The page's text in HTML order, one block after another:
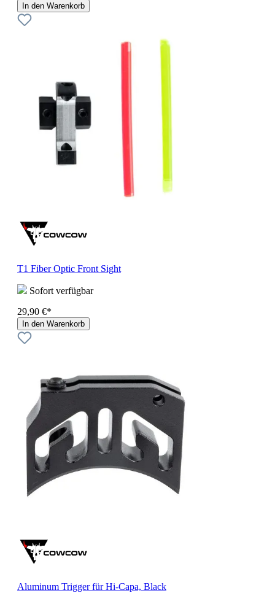
In den Warenkorb
T1 Fiber Optic Front Sight
Sofort verfügbar
29,90 €*
In den Warenkorb
Aluminum Trigger für Hi-Capa, Black